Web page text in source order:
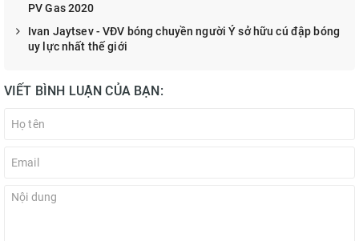
PV Gas 2020
Ivan Jaytsev - VĐV bóng chuyền người Ý sở hữu cú đập bóng
uy lực nhất thế giới
VIẾT BÌNH LUẬN CỦA BẠN: